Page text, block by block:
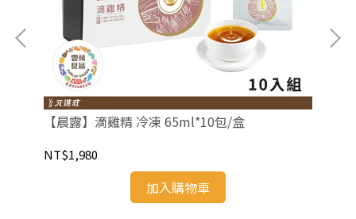
【晨露】滴雞精 冷凍 65ml*10包/盒
NT$1,980
加入購物車